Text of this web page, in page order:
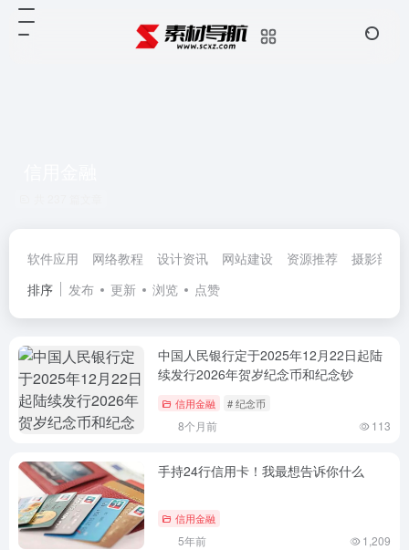
软件应用 网络教程 设计资讯 网站建设 资源推荐
摄影部落
排序
发布 更新 浏览 点赞
中国人民银行定于2025年12月22日起陆
续发行2026年贺岁纪念币和纪念钞
信用金融 # 纪念币
8个月前 113
手持24行信用卡！我最想告诉你什么
信用金融
5年前 1,209